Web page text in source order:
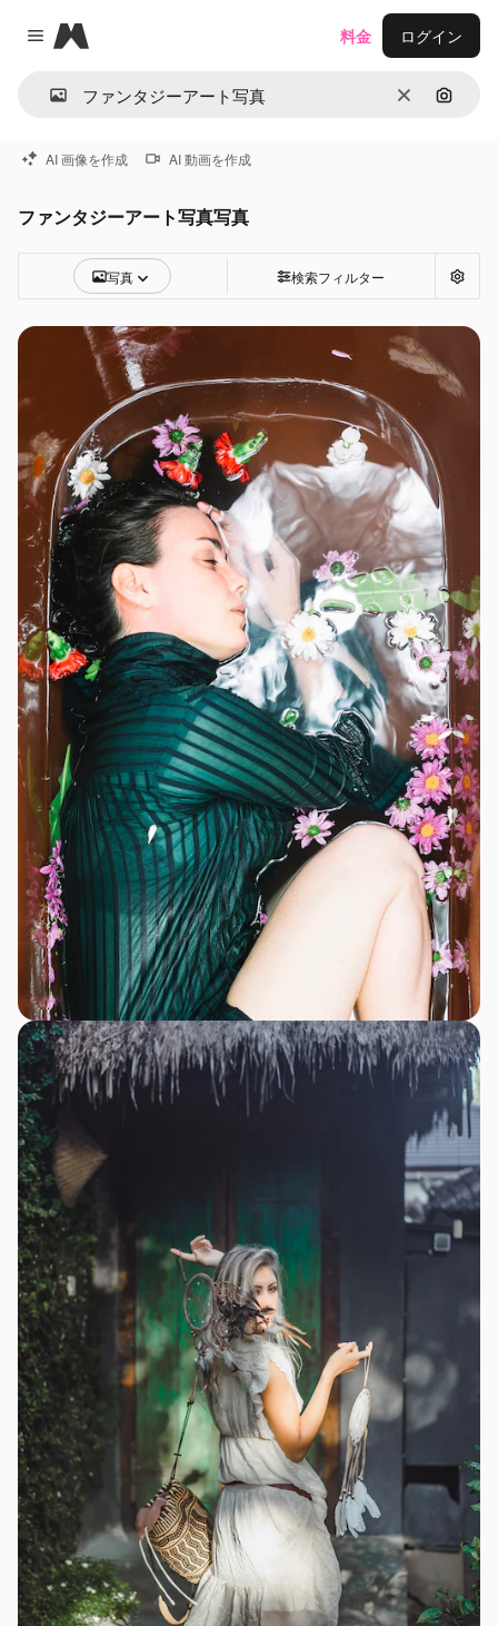
Close menu
Magnific
消去 画像で
料金 ログイン
AI 画像を作成 AI 動画を作成
ファンタジーアート写真写真
写真 検索フィルター